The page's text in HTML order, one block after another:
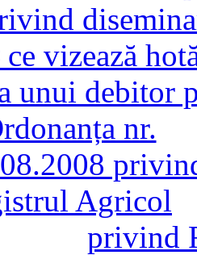
vizează
unui debitor
privind